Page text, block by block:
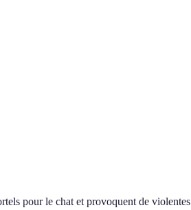
pour le chat et provoquent de violentes